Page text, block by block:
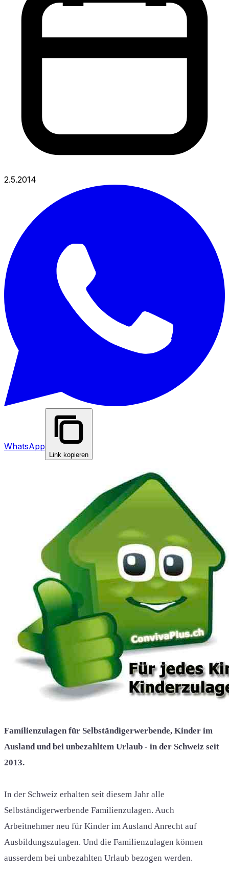
2.5.2014
WhatsApp
Link kopieren
Familienzulagen für Selbständigerwerbende, Kinder im
Ausland und bei unbezahltem Urlaub - in der Schweiz seit
2013.
In der Schweiz erhalten seit diesem Jahr alle
Selbständigerwerbende Familienzulagen. Auch
Arbeitnehmer neu für Kinder im Ausland Anrecht auf
Ausbildungszulagen. Und die Familienzulagen können
ausserdem bei unbezahlten Urlaub bezogen werden.